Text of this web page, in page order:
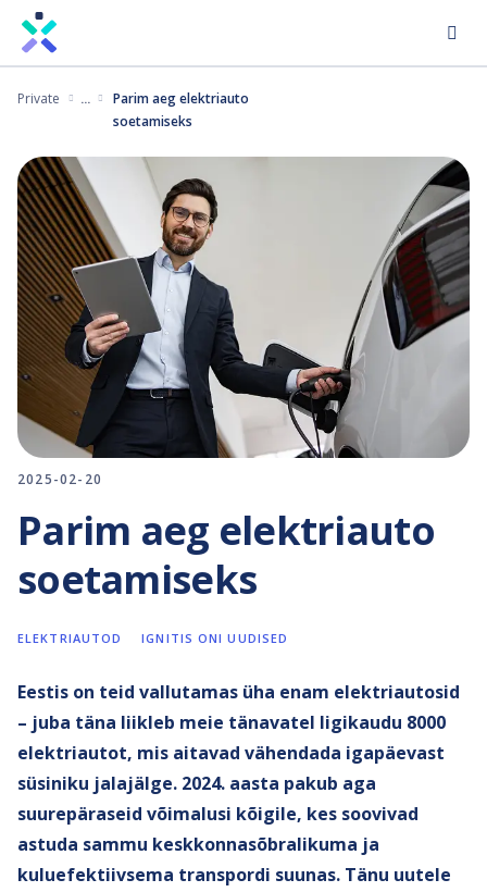
Liigu
edasi
juurde
Private
Parim aeg elektriauto
soetamiseks
2025-02-20
Parim aeg elektriauto
soetamiseks
ELEKTRIAUTOD IGNITIS ONI UUDISED
Eestis on teid vallutamas üha enam elektriautosid
– juba täna liikleb meie tänavatel ligikaudu 8000
elektriautot, mis aitavad vähendada igapäevast
süsiniku jalajälge. 2024. aasta pakub aga
suurepäraseid võimalusi kõigile, kes soovivad
astuda sammu keskkonnasõbralikuma ja
kuluefektiivsema transpordi suunas. Tänu uutele